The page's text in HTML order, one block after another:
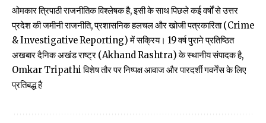
ओमकार त्रिपाठी राजनीतिक विश्लेषक है, इसी के साथ पिछले कई वर्षों से उत्तर
प्रदेश की जमीनी राजनीति, प्रशासनिक हलचल और खोजी पत्रकारिता (Crime
& Investigative Reporting) में सक्रिय। 19 वर्ष पुराने प्रतिष्ठित
अखबार दैनिक अखंड राष्ट्र (Akhand Rashtra) के स्थानीय संपादक है,
Omkar Tripathi विशेष तौर पर निष्पक्ष आवाज और पारदर्शी गवर्नेंस के लिए
प्रतिबद्ध है